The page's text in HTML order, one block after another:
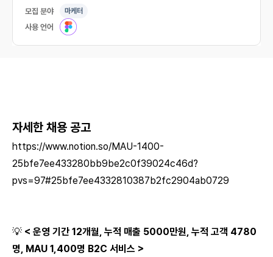
모집 분야 마케터
사용 언어
자세한 채용 공고
https://www.notion.so/MAU-1400-
25bfe7ee433280bb9be2c0f39024c46d?
pvs=97#25bfe7ee4332810387b2fc2904ab0729
💡 < 운영 기간 12개월, 누적 매출 5000만원, 누적 고객 4780
명, MAU 1,400명 B2C 서비스 >